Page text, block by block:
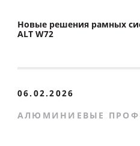
Новые решения рамных
ALT W72
06.02.2026
АЛЮМИНИЕВЫЕ